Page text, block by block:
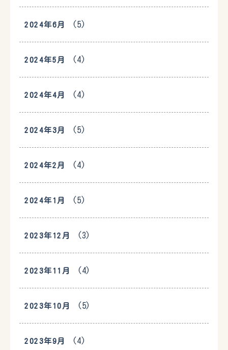
2024年6月 (5)
2024年5月 (4)
2024年4月 (4)
2024年3月 (5)
2024年2月 (4)
2024年1月 (5)
2023年12月 (3)
2023年11月 (4)
2023年10月 (5)
2023年9月 (4)